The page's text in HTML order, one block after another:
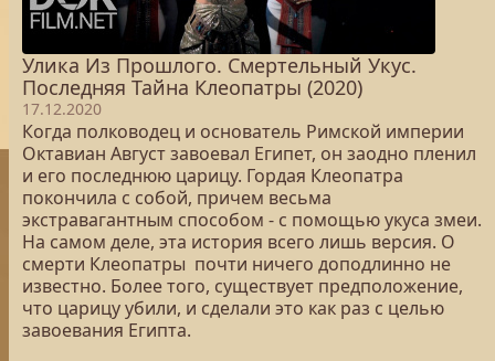
Улика Из Прошлого. Смертельный Укус.
Последняя Тайна Клеопатры (2020)
17.12.2020
Когда полководец и основатель Римской империи
Октавиан Август завоевал Египет, он заодно пленил
и его последнюю царицу. Гордая Клеопатра
покончила с собой, причем весьма
экстравагантным способом - с помощью укуса змеи.
На самом деле, эта история всего лишь версия. О
смерти Клеопатры почти ничего доподлинно не
известно. Более того, существует предположение,
что царицу убили, и сделали это как раз с целью
завоевания Египта.